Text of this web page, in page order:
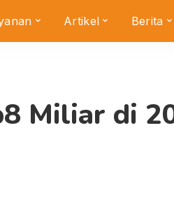
Artikel Berita
Miliar di